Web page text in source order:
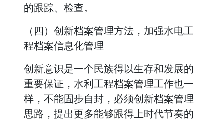
的跟踪、检查。
（四）创新档案管理方法，加强水电工
程档案信息化管理
创新意识是一个民族得以生存和发展的
重要保证，水利工程档案管理工作也一
样，不能固步自封，必须创新档案管理
思路，提出更多能够跟得上时代节奏的